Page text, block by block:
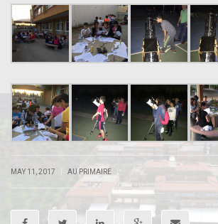
MAY 11, 2017 AU PRIMAIRE |